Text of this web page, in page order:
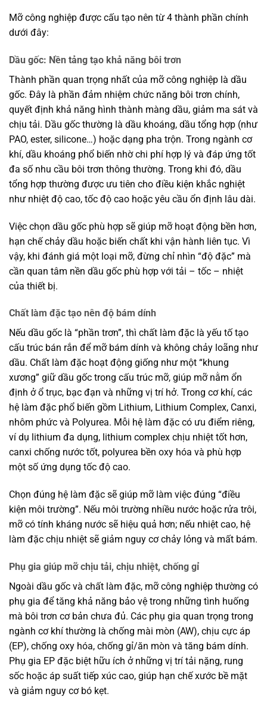
Mỡ công nghiệp được cấu tạo nên từ 4 thành phần chính
dưới đây:
Dầu gốc: Nền tảng tạo khả năng bôi trơn
Thành phần quan trọng nhất của mỡ công nghiệp là dầu
gốc. Đây là phần đảm nhiệm chức năng bôi trơn chính,
quyết định khả năng hình thành màng dầu, giảm ma sát và
chịu tải. Dầu gốc thường là dầu khoáng, dầu tổng hợp (như
PAO, ester, silicone…) hoặc dạng pha trộn. Trong ngành cơ
khí, dầu khoáng phổ biến nhờ chi phí hợp lý và đáp ứng tốt
đa số nhu cầu bôi trơn thông thường. Trong khi đó, dầu
tổng hợp thường được ưu tiên cho điều kiện khắc nghiệt
như nhiệt độ cao, tốc độ cao hoặc yêu cầu ổn định lâu dài.
Việc chọn dầu gốc phù hợp sẽ giúp mỡ hoạt động bền hơn,
hạn chế chảy dầu hoặc biến chất khi vận hành liên tục. Vì
vậy, khi đánh giá một loại mỡ, đừng chỉ nhìn “độ đặc” mà
cần quan tâm nền dầu gốc phù hợp với tải – tốc – nhiệt
của thiết bị.
Chất làm đặc tạo nên độ bám dính
Nếu dầu gốc là “phần trơn”, thì chất làm đặc là yếu tố tạo
cấu trúc bán rắn để mỡ bám dính và không chảy loãng như
dầu. Chất làm đặc hoạt động giống như một “khung
xương” giữ dầu gốc trong cấu trúc mỡ, giúp mỡ nằm ổn
định ở ổ trục, bạc đạn và những vị trí hở. Trong cơ khí, các
hệ làm đặc phổ biến gồm Lithium, Lithium Complex, Canxi,
nhôm phức và Polyurea. Mỗi hệ làm đặc có ưu điểm riêng,
ví dụ lithium đa dụng, lithium complex chịu nhiệt tốt hơn,
canxi chống nước tốt, polyurea bền oxy hóa và phù hợp
một số ứng dụng tốc độ cao.
Chọn đúng hệ làm đặc sẽ giúp mỡ làm việc đúng “điều
kiện môi trường”. Nếu môi trường nhiều nước hoặc rửa trôi,
mỡ có tính kháng nước sẽ hiệu quả hơn; nếu nhiệt cao, hệ
làm đặc chịu nhiệt sẽ giảm nguy cơ chảy lỏng và mất bám.
Phụ gia giúp mỡ chịu tải, chịu nhiệt, chống gỉ
Ngoài dầu gốc và chất làm đặc, mỡ công nghiệp thường có
phụ gia để tăng khả năng bảo vệ trong những tình huống
mà bôi trơn cơ bản chưa đủ. Các phụ gia quan trọng trong
ngành cơ khí thường là chống mài mòn (AW), chịu cực áp
(EP), chống oxy hóa, chống gỉ/ăn mòn và tăng bám dính.
Phụ gia EP đặc biệt hữu ích ở những vị trí tải nặng, rung
sốc hoặc áp suất tiếp xúc cao, giúp hạn chế xước bề mặt
và giảm nguy cơ bó kẹt.